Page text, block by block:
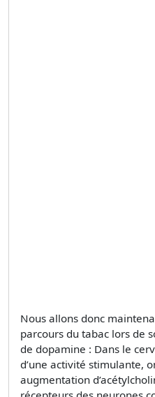
Nous allons donc
parcours du tabac lors de
de dopamine : Dans le
d’une activité stimulante,
augmentation